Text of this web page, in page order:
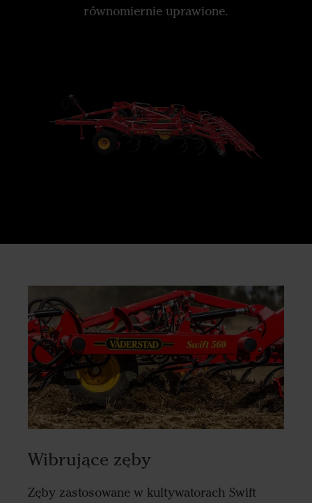
równomiernie uprawione.
Wibrujące zęby
Zęby zastosowane w kultywatorach Swift